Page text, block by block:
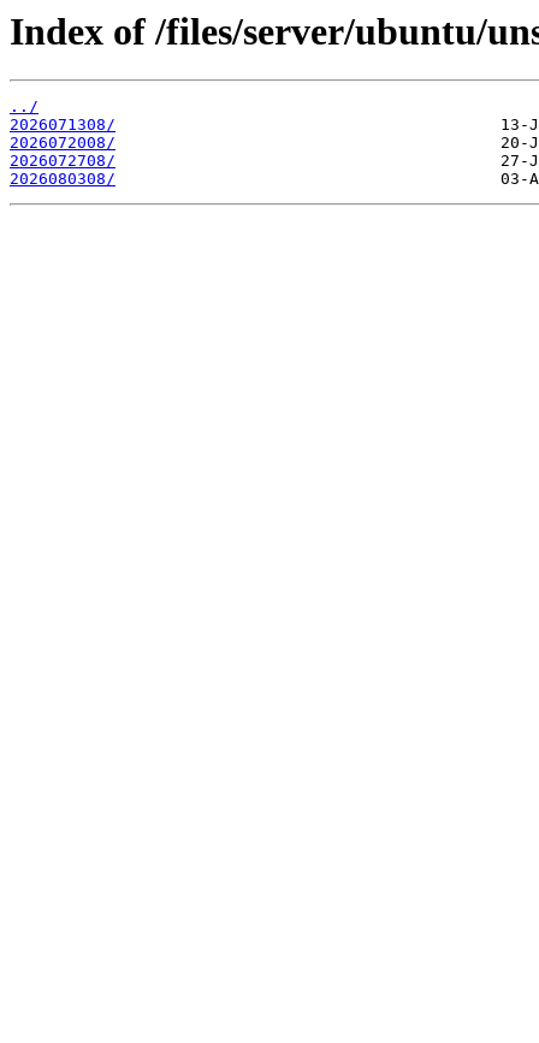
Index of /files/server/ubuntu/
../
2026071308/
2026072008/
2026072708/
2026080308/